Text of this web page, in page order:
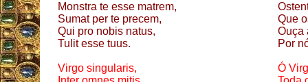
Monstra te esse matrem,
Sumat per te precem,
Qui pro nobis natus,
Tulit esse tuus.
Virgo singularis,
Que
Ouça
Por
Ó